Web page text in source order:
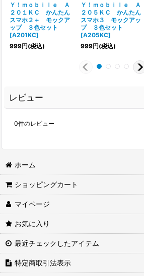
Ｙ！ｍｏｂｉｌｅ Ａ
２０１ＫＣ かんたん
スマホ２＋ モックア
ップ ３色セット
[A201KC]
999円(税込)
Ｙ！ｍｏｂｉｌｅ Ａ
２０５ＫＣ かんたん
スマホ３ モックアッ
プ ３色セット
[A205KC]
999円(税込)
レビュー
0件のレビュー
ホーム
ショッピングカート
マイページ
お気に入り
最近チェックしたアイテム
特定商取引法表示